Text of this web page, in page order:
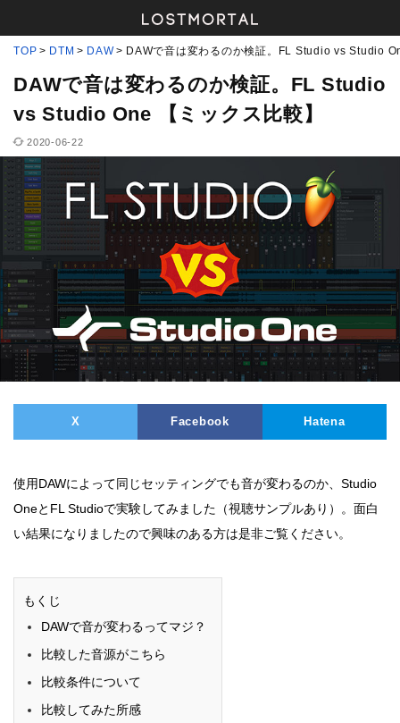
TOP DTM DAW DAWで音は変わるのか検証。FL Studio vs Studio
DAWで音は変わるのか検証。FL Studio
vs Studio One 【ミックス比較】
2020-06-22
X Facebook Hatena
使用DAWによって同じセッティングでも音が変わるのか、Studio
OneとFL Studioで実験してみました（視聴サンプルあり）。面白
い結果になりましたので興味のある方は是非ご覧ください。
もくじ
DAWで音が変わるってマジ？
比較した音源がこちら
比較条件について
比較してみた所感